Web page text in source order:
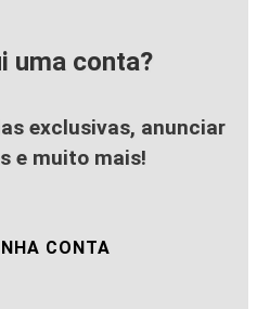
uma conta?
exclusivas, anunciar
e muito mais!
CONTA